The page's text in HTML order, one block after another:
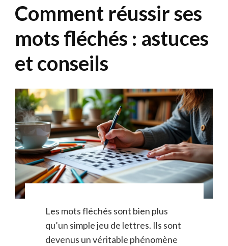
Comment réussir ses
mots fléchés : astuces
et conseils
Les mots fléchés sont bien plus
qu’un simple jeu de lettres. Ils sont
devenus un véritable phénomène